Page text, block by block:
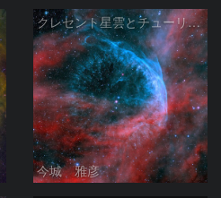
クレセント星雲とチューリップ星雲の真ん中あたりにある星雲 NGC6883 ???
今城 雅彦